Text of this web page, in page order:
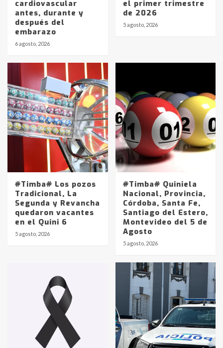
cardiovascular
antes, durante y
después del
embarazo
6 agosto, 2026
el primer trimestre
de 2026
5 agosto, 2026
#Timba# Los pozos
Tradicional, La
Segunda y Revancha
quedaron vacantes
en el Quini 6
5 agosto, 2026
#Timba# Quiniela
Nacional, Provincia,
Córdoba, Santa Fe,
Santiago del Estero,
Montevideo del 5 de
Agosto
5 agosto, 2026
Identidad de los adolescentes
pampeanos que fueron
en la mañana del lunes
Accidente en Ruta 5: falleció un
joven de Trenque Lauquen